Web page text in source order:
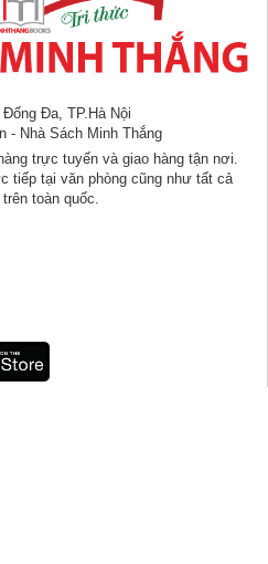
Đa, TP.Hà Nội
- Nhà Sách Minh Thắng
trực tuyến và giao hàng tận nơi.
tiếp tại văn phòng cũng như tất cả
toàn quốc.